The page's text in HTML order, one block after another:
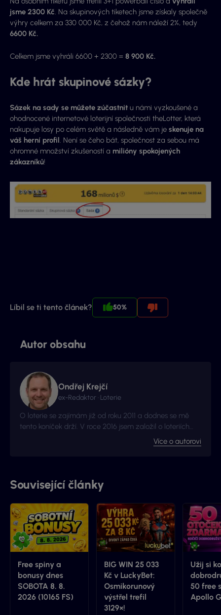
jsme 2300 Kč. Na skupinových tiketech jsme získaly společně
výhry celkem za 330 000 Kč, z čehož nám náleží 2%, tedy
6600 Kč.
Celkem jsme vyhráli 6600 + 2300 = 8 900 Kč.
Kde hrát skupinové sázky?
Sázek na sady se můžete zúčastnit u námi vyzkoušené a
ohodnocené internetové loterijní společnosti theLotter, která
nakupuje losy po celém světě a následně vám je skenuje na
váš herní profil. Není se čeho bát, společnost za sebou má
ohromné množství zkušeností a milióny spokojených
zákazníků!
Líbil se ti tento článek? 50%
Autor obsahu
Ondřej Krejčí
ex-Redaktor · Loterie
O loterie se zajímám již od roku 2011 a dodnes se mě
tento koníček drží. V roce 2016 jsem založil o loteriích
web Vyhraj.com, který jsem následně v roce 2017
prodal, avšak za podmínek, že budu moci stále
mnohem více informací.
Více o autorovi
Související články
Free spiny a
bonusy dnes
SOBOTA 8. 8.
2026 (10165 FS)
BIG WIN 25 033
Kč v LuckyBet:
Osmikorunový
výstřel trefil
3129×!
Užij si
50 free
Apollo